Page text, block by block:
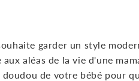
garder un style
aléas de la vie d'une
de votre bébé pour